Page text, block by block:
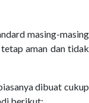
masing-masing
aman dan tidak
dibuat cukup